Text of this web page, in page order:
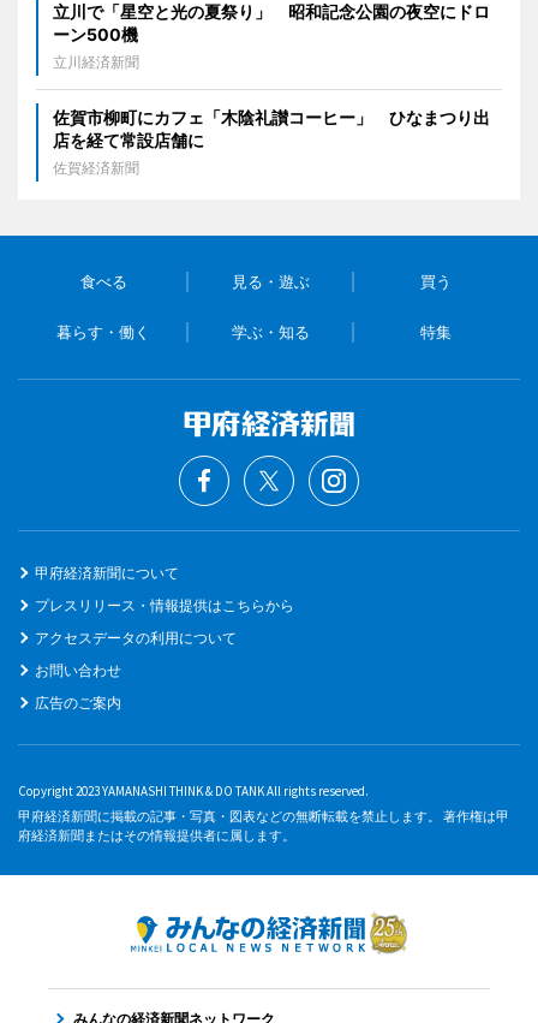
立川で「星空と光の夏祭り」 昭和記念公園の夜空にドロ
ーン500機
立川経済新聞
佐賀市柳町にカフェ「木陰礼讃コーヒー」 ひなまつり出
店を経て常設店舗に
佐賀経済新聞
食べる 見る・遊ぶ 買う
暮らす・働く 学ぶ・知る 特集
甲府経済新聞について
プレスリリース・情報提供はこちらから
アクセスデータの利用について
お問い合わせ
広告のご案内
Copyright 2023 YAMANASHI THINK & DO TANK All rights reserved.
甲府経済新聞に掲載の記事・写真・図表などの無断転載を禁止します。 著作権は甲
府経済新聞またはその情報提供者に属します。
みんなの経済新聞ネットワーク